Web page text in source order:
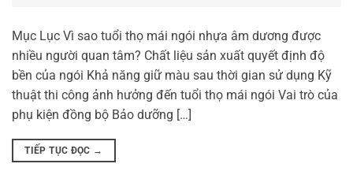
Mục Lục Vì sao tuổi thọ mái ngói nhựa âm dương được
nhiều người quan tâm? Chất liệu sản xuất quyết định độ
bền của ngói Khả năng giữ màu sau thời gian sử dụng Kỹ
thuật thi công ảnh hưởng đến tuổi thọ mái ngói Vai trò của
phụ kiện đồng bộ Bảo dưỡng […]
TIẾP TỤC ĐỌC →